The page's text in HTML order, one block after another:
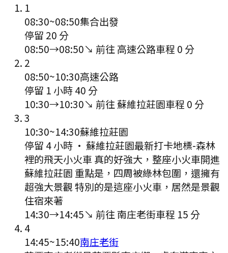
1
08:30~08:50集合出發
停留 20 分
08:50→08:50↘ 前往 高速公路車程 0 分
2
08:50~10:30高速公路
停留 1 小時 40 分
10:30→10:30↘ 前往蘇維拉莊園車程 0 分
3
10:30~14:30蘇維拉莊園
停留 4 小時 · 蘇維拉莊園最新打卡地標-森林
裡的飛天小火車 真的好強大，整座小火車開進
蘇維拉莊園 重點是，四周被綠林包圍，還擁有
超強大景觀 特別的是這座小火車，居然是景觀
住宿來著
14:30→14:45↘ 前往南庄老街車程 15 分
4
14:45~15:40南庄老街